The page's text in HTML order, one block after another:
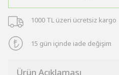
1000 TL üzeri ücretsiz kargo
15 gün içinde iade değişim
Ürün Açıklaması